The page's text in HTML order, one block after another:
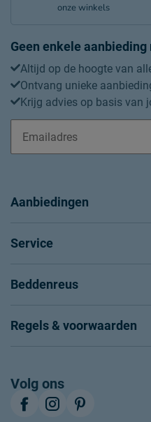
onze winkels
Geen enkele aanbieding
Altijd op de hoogte van
Ontvang unieke
Krijg advies op basis van
Aanbiedingen
Service
Beddenreus
Regels & voorwaarden
Volg ons